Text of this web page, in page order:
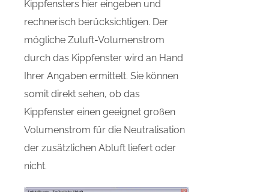
Kippfensters hier eingeben und
rechnerisch berücksichtigen. Der
mögliche Zuluft-Volumenstrom
durch das Kippfenster wird an Hand
Ihrer Angaben ermittelt. Sie können
somit direkt sehen, ob das
Kippfenster einen geeignet großen
Volumenstrom für die Neutralisation
der zusätzlichen Abluft liefert oder
nicht.